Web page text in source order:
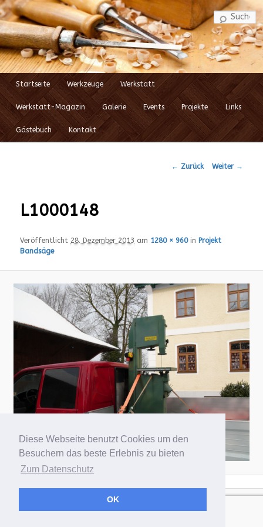
Diese Webseite benutzt Cookies um den
Besuchern das beste Erlebnis zu bieten
Zum Datenschutz
OK
Hauptmenü
Zum
Inhalt
wechseln
Startseite Werkzeuge Werkstatt
Werkstatt-Magazin Galerie Events Projekte Links
Gästebuch Kontakt
← Zurück Weiter →
L1000148
Veröffentlicht 28. Dezember 2013 am 1280 × 960in Projekt
Bandsäge